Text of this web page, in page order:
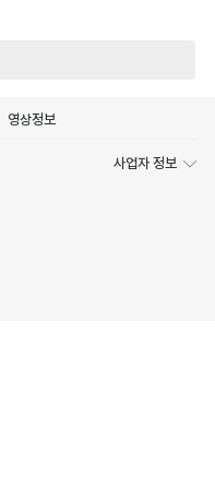
영상정보
사업자 정보